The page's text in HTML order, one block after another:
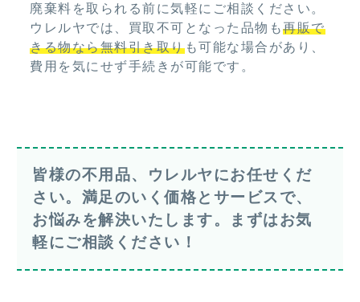
廃棄料を取られる前に気軽にご相談ください。
ウレルヤでは、買取不可となった品物も再販で
きる物なら無料引き取りも可能な場合があり、
費用を気にせず手続きが可能です。
皆様の不用品、ウレルヤにお任せくだ
さい。満足のいく価格とサービスで、
お悩みを解決いたします。まずはお気
軽にご相談ください！